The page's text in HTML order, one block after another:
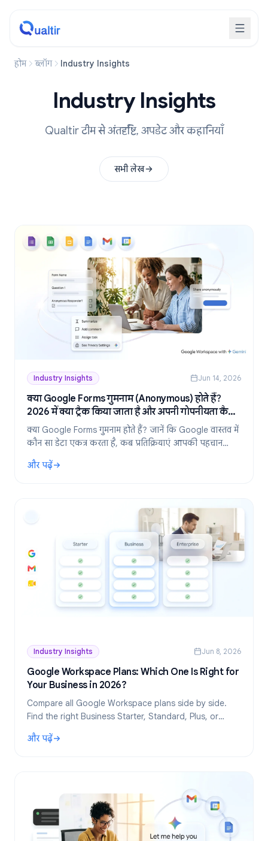
होम ब्लॉग Industry Insights
Industry Insights
Qualtir टीम से अंतर्दृष्टि, अपडेट और कहानियाँ
सभी लेख
Industry Insights Jun 14, 2026
क्या Google Forms गुमनाम (Anonymous) होते हैं?
2026 में क्या ट्रैक किया जाता है और अपनी गोपनीयता कैसे
बनाए रखें
क्या Google Forms गुमनाम होते हैं? जानें कि Google वास्तव में
कौन सा डेटा एकत्र करता है, कब प्रतिक्रियाएं आपकी पहचान
उजागर करती हैं, और 2026 में पूरी तरह से गुमनाम फॉर्म कैसे
बनाएं।
और पढ़ें
: क्या Google Forms गुमनाम (Anonymous) होते हैं? 2026 में क्या
Industry Insights Jun 8, 2026
Google Workspace Plans: Which One Is Right for
Your Business in 2026?
Compare all Google Workspace plans side by side.
Find the right Business Starter, Standard, Plus, or
Enterprise plan based on your team size, budget, and
feature needs.
और पढ़ें
: Google Workspace Plans: Which One Is Right for Your